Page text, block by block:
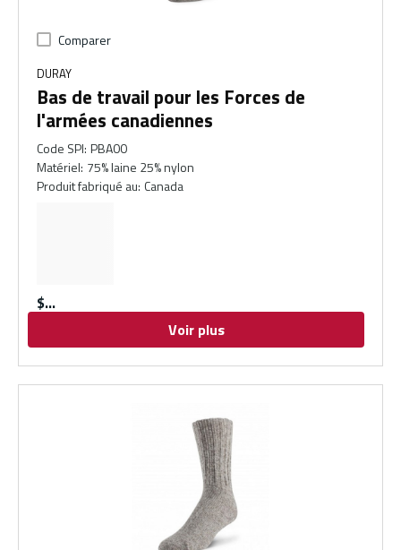
Comparer
DURAY
Bas de travail pour les Forces de
l'armées canadiennes
Code SPI: PBA00
Matériel: 75% laine 25% nylon
Produit fabriqué au: Canada
$
Voir plus